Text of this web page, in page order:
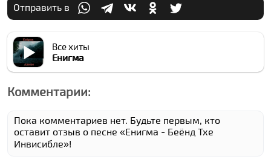
Отправить в
Все хиты
Енигма
Комментарии:
Пока комментариев нет. Будьте первым, кто
оставит отзыв о песне «Енигма - Беёнд Тхе
Инвисибле»!